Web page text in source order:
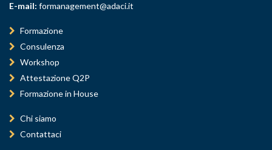
E-mail: formanagement@adaci.it
Formazione
Consulenza
Workshop
Attestazione Q2P
Formazione in House
Chi siamo
Contattaci